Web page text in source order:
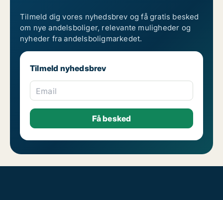
Tilmeld dig vores nyhedsbrev og få gratis besked
om nye andelsboliger, relevante muligheder og
nyheder fra andelsboligmarkedet.
Tilmeld nyhedsbrev
Email